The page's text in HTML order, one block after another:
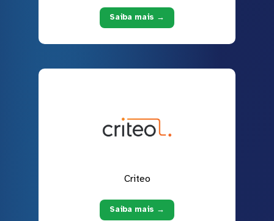
Saiba mais →
Criteo
Saiba mais →